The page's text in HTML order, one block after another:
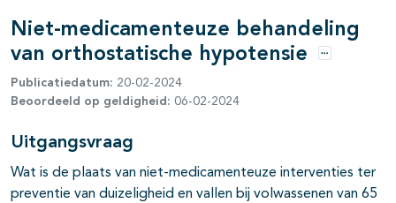
Niet-medicamenteuze behandeling
van orthostatische hypotensie
Opties
Publicatiedatum: 20-02-2024
Beoordeeld op geldigheid: 06-02-2024
Uitgangsvraag
Wat is de plaats van niet-medicamenteuze interventies ter
preventie van duizeligheid en vallen bij volwassenen van 65